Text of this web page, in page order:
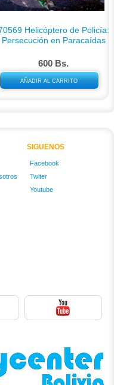
Helicóptero de Policía:
Persecución en Paracaídas
600 Bs.
AÑADIR AL CARRITO
SIGUENOS
Facebook
Twiter
Youtube